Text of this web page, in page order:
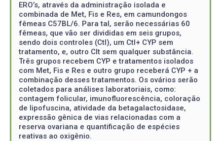
ERO’s, através da administração isolada e
combinada de Met, Fis e Res, em camundongos
fêmeas C57BL/6. Para tal, serão necessárias 60
fêmeas, que vão ser divididas em seis grupos,
sendo dois controles (Ctl), um Ctl+ CYP sem
tratamento, e, outro Clt sem qualquer substância.
Três grupos recebem CYP e tratamentos isolados
com Met, Fis e Res e outro grupo receberá CYP + a
combinação desses tratamentos. Os ovários serão
coletados para análises laboratoriais, como:
contagem folicular, imunofluorescência, coloração
de lipofuscina, atividade da betagalactosidase,
expressão gênica de vias relacionadas com a
reserva ovariana e quantificação de espécies
reativas ao oxigênio.